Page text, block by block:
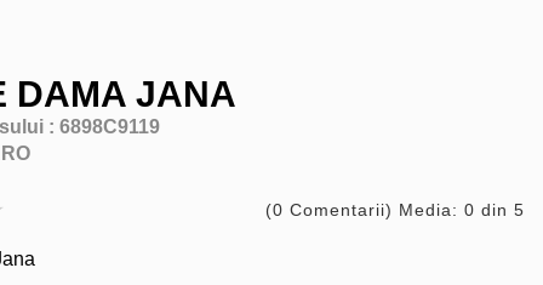
DAMA JANA
: 6898C9119
(0 Comentarii) Media: 0 din 5